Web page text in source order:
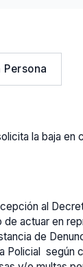
Persona
la baja
al
actuar en
de
Policial según